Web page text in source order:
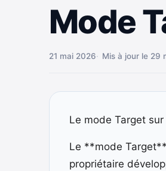
Mode
21 mai 2026 Mis à jour le 29
Le mode Target
Le **mode
propriétaire